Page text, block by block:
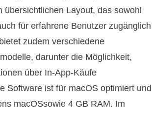
übersichtlichen Layout, das sowohl
für erfahrene Benutzer zugänglich
zudem verschiedene
darunter die Möglichkeit,
über In-App-Käufe
Software ist für macOS optimiert und
macOSsowie 4 GB RAM. Im